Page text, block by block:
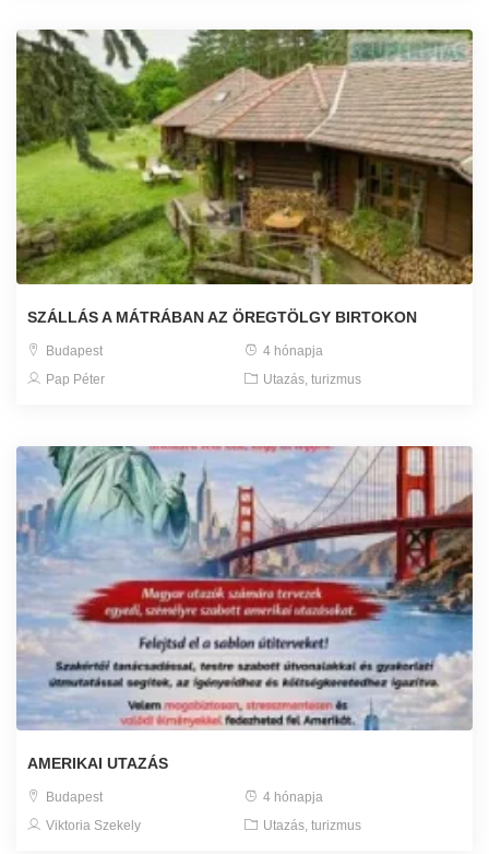
SZÁLLÁS A MÁTRÁBAN AZ ÖREGTÖLGY BIRTOKON
Budapest
4 hónapja
Pap Péter
Utazás, turizmus
AMERIKAI UTAZÁS
Budapest
4 hónapja
Viktoria Szekely
Utazás, turizmus